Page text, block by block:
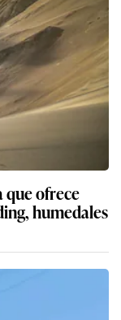
que ofrece
humedales